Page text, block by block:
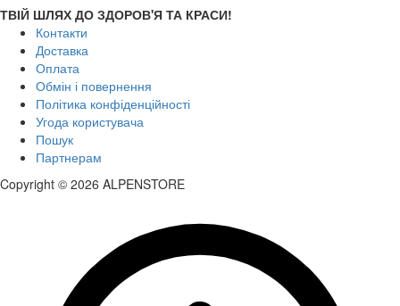
ТВІЙ ШЛЯХ ДО ЗДОРОВ'Я ТА КРАСИ!
Контакти
Доставка
Оплата
Обмін і повернення
Політика конфіденційності
Угода користувача
Пошук
Партнерам
Copyright © 2026 ALPENSTORE